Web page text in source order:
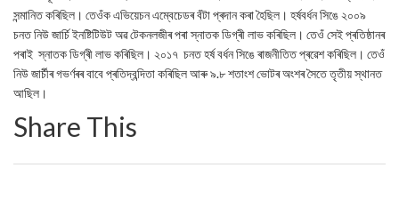
সন্মানিত কৰিছিল। তেওঁক এভিয়েচন এম্বেচেডৰ বঁটা প্ৰদান কৰা হৈছিল। হৰ্ষবৰ্ধন সিঙে ২০০৯
চনত নিউ জাৰ্চি ইনষ্টিটিউট অৱ টেকনলজীৰ পৰা স্নাতক ডিগ্ৰী লাভ কৰিছিল। তেওঁ সেই প্ৰতিষ্ঠানৰ
পৰাই স্নাতক ডিগ্ৰী লাভ কৰিছিল। ২০১৭ চনত হৰ্ষ বৰ্ধন সিঙে ৰাজনীতিত প্ৰৱেশ কৰিছিল। তেওঁ
নিউ জাৰ্চীৰ গভৰ্ণৰৰ বাবে প্ৰতিদ্বন্দিতা কৰিছিল আৰু ৯.৮ শতাংশ ভোটৰ অংশৰ সৈতে তৃতীয় স্থানত
আছিল।
Share This